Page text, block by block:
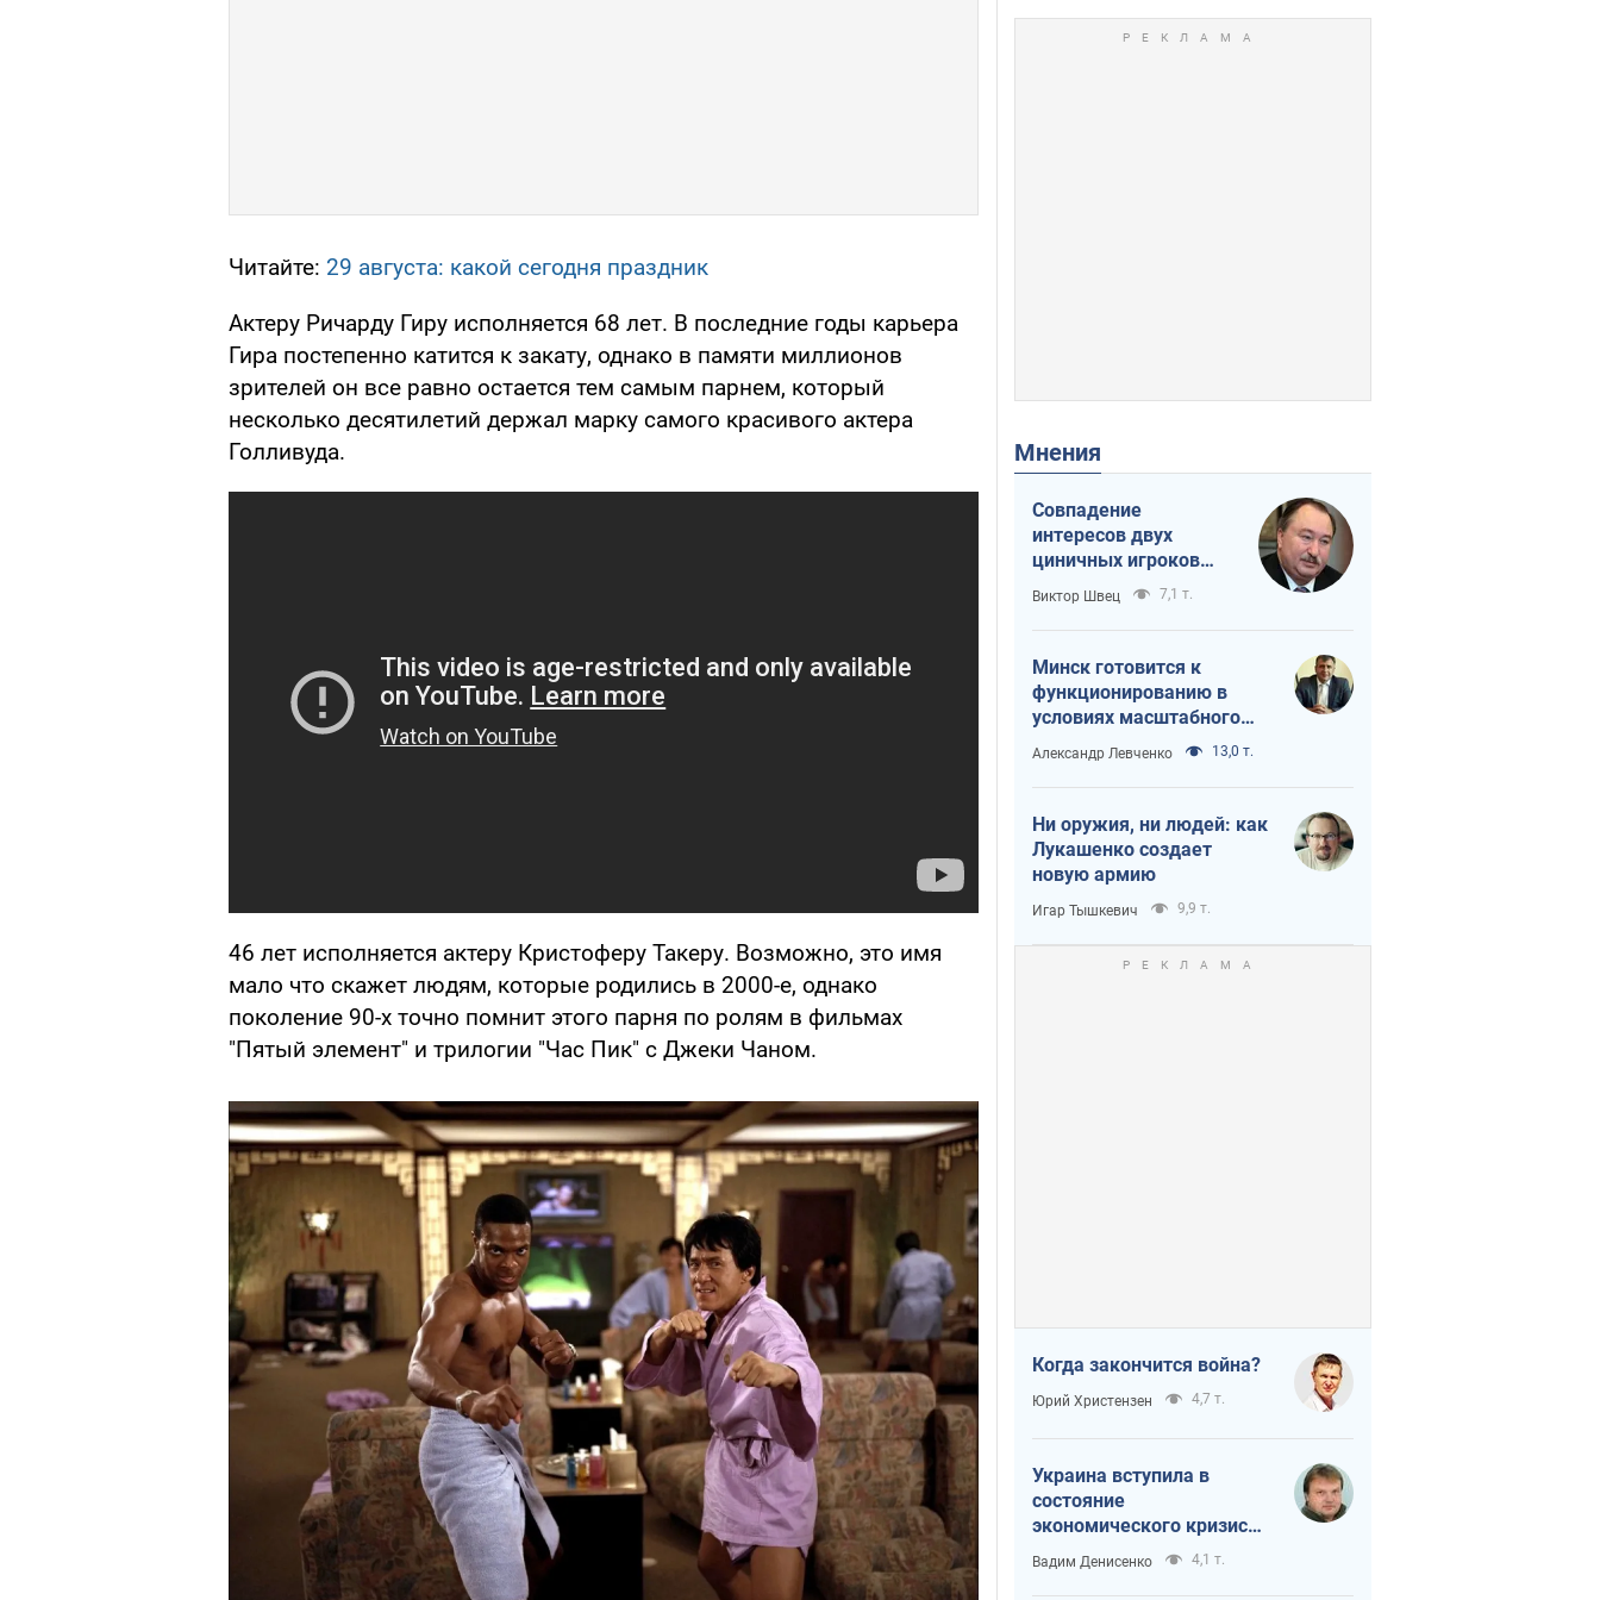
Читайте: 29 августа: какой сегодня праздник
Актеру Ричарду Гиру исполняется 68 лет. В последние годы карьера
Гира постепенно катится к закату, однако в памяти миллионов
зрителей он все равно остается тем самым парнем, который
несколько десятилетий держал марку самого красивого актера
Голливуда.
46 лет исполняется актеру Кристоферу Такеру. Возможно, это имя
мало что скажет людям, которые родились в 2000-е, однако
поколение 90-х точно помнит этого парня по ролям в фильмах
"Пятый элемент" и трилогии "Час Пик" с Джеки Чаном.
Мнения
Совпадение
интересов двух
циничных игроков
или тайный план
Трампа и Путина?
Виктор Швец 7,1 т.
Минск готовится к
функционированию в
условиях масштабного
военного кризиса
Александр Левченко 13,0 т.
Ни оружия, ни людей: как
Лукашенко создает
новую армию
Игар Тышкевич 9,9 т.
Когда закончится война?
Юрий Христензен 4,7 т.
Украина вступила в
состояние
экономического кризиса.
Есть ли свет в конце
туннеля?
Вадим Денисенко 4,1 т.